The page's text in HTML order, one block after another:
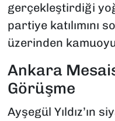
gerçekleştirdiği
partiye katılımını
üzerinden
Ankara
Görüşme
Ayşegül Yıldız’ın